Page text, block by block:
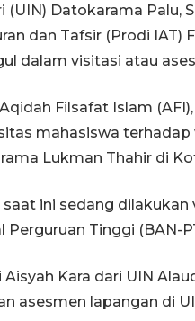
Datokarama Palu,
dan Tafsir (Prodi IAT)
dalam visitasi atau
Filsafat Islam
mahasiswa
Lukman Thahir di
ini sedang
Tinggi (BAN-
Kara dari UIN
asesmen lapangan di